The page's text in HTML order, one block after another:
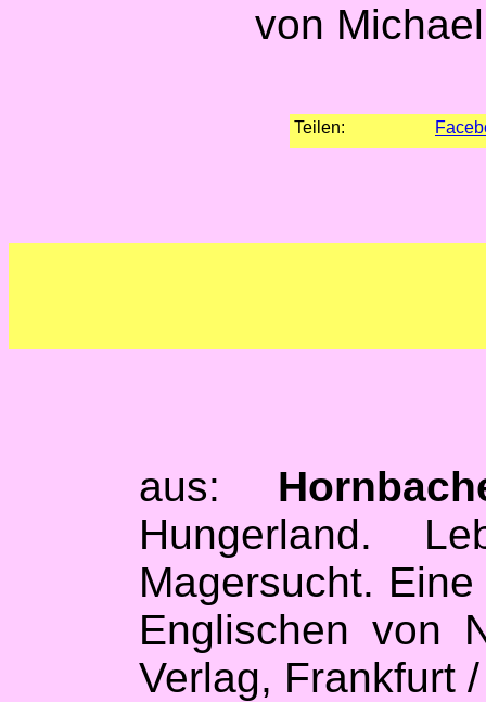
von
Teilen:
aus:
Hungerland.
Magersucht.
Englischen von
Verlag, Frankfurt